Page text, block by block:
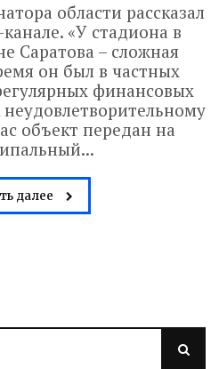
области рассказал
«У стадиона в
Саратова – сложная
он был в частных
финансовых
объект передан на
далее